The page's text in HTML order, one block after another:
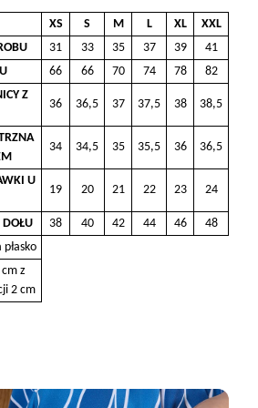
XS S M L XL
XXL
31 33 35 37 39
41
66 66 70 74 78
82
Z
36 36,5 37 37,5 38 38,5
34 34,5 35 35,5 36 36,5
U
19 20 21 22 23 24
38 40 42 44 46
48
z
2 cm